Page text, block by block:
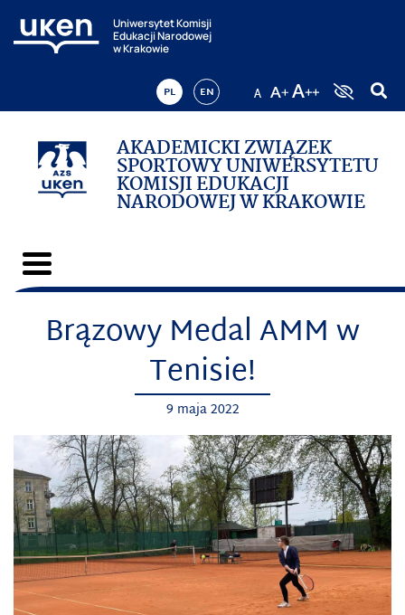
Uniwersytet Komisji
Edukacji Narodowej
w Krakowie
PL EN
AKADEMICKI ZWIĄZEK
SPORTOWY UNIWERSYTETU
KOMISJI EDUKACJI
NARODOWEJ W KRAKOWIE
Brązowy Medal AMM w
Tenisie!
9 maja 2022